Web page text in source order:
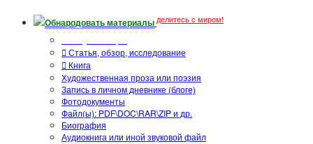
Обнародовать материалы делитесь с миром!
Статья, обзор, исследование
Книга
Художественная проза или поэзия
Запись в личном дневнике (блоге)
Фотодокументы
Файл(ы): PDF\DOC\RAR\ZIP и др.
Биография
Аудиокнига или иной звуковой файл